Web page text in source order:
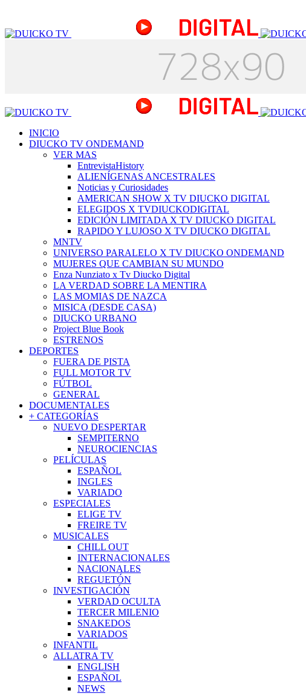
INICIO
DIUCKO TV ONDEMAND
VER MAS
EntrevistaHistory
ALIENÍGENAS ANCESTRALES
Noticias y Curiosidades
AMERICAN SHOW X TV DIUCKO DIGITAL
ELEGIDOS X TVDIUCKODIGITAL
EDICIÓN LIMITADA X TV DIUCKO DIGITAL
RAPIDO Y LUJOSO X TV DIUCKO DIGITAL
MNTV
UNIVERSO PARALELO X TV DIUCKO ONDEMAND
MUJERES QUE CAMBIAN SU MUNDO
Enza Nunziato x Tv Diucko Digital
LA VERDAD SOBRE LA MENTIRA
LAS MOMIAS DE NAZCA
MISICA (DESDE CASA)
DIUCKO URBANO
Project Blue Book
ESTRENOS
DEPORTES
FUERA DE PISTA
FULL MOTOR TV
FÚTBOL
GENERAL
DOCUMENTALES
+ CATEGORÍAS
NUEVO DESPERTAR
SEMPITERNO
NEUROCIENCIAS
PELÍCULAS
ESPAÑOL
INGLES
VARIADO
ESPECIALES
ELIGE TV
FREIRE TV
MUSICALES
CHILL OUT
INTERNACIONALES
NACIONALES
REGUETÓN
INVESTIGACIÓN
VERDAD OCULTA
TERCER MILENIO
SNAKEDOS
VARIADOS
INFANTIL
ALLATRA TV
ENGLISH
ESPAÑOL
NEWS